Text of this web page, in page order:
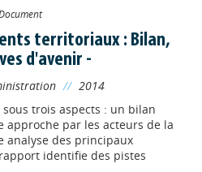
territoriaux : Bilan,
d'avenir -
// 2014
trois aspects : un bilan
par les acteurs de la
analyse des principaux
identifie des pistes